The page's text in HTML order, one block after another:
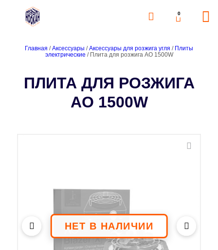
0
Главная /Аксессуары /Аксессуары для розжига угля / Плиты
электрические / Плита для розжига AO 1500W
ПЛИТА ДЛЯ РОЗЖИГА
AO 1500W